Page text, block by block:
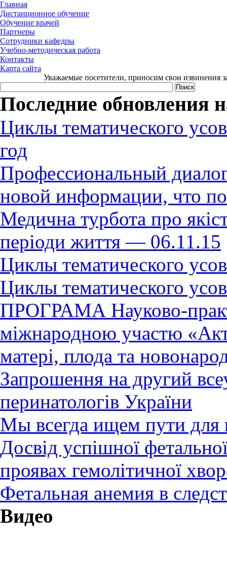
Главная
Дистанционное обучение
Обучение врачей
Партнеры
Сотрудники кафедры
Учебно-методическая работа
Контакты
Карта сайта
Уважаемые посетители, приносим свои извинения
Последние обновления
Циклы тематического
год
Профессиональный
новой информации, что
Медична турбота про
періоди життя — 06.11.15
Циклы тематического
Циклы тематического
ПРОГРАМА Науково-
міжнародною участю
матері, плода та
Запрошення на другий
перинатологів України
Мы всегда ищем пути для
Досвід успішної
проявах гемолітичної
Фетальная анемия в
Видео